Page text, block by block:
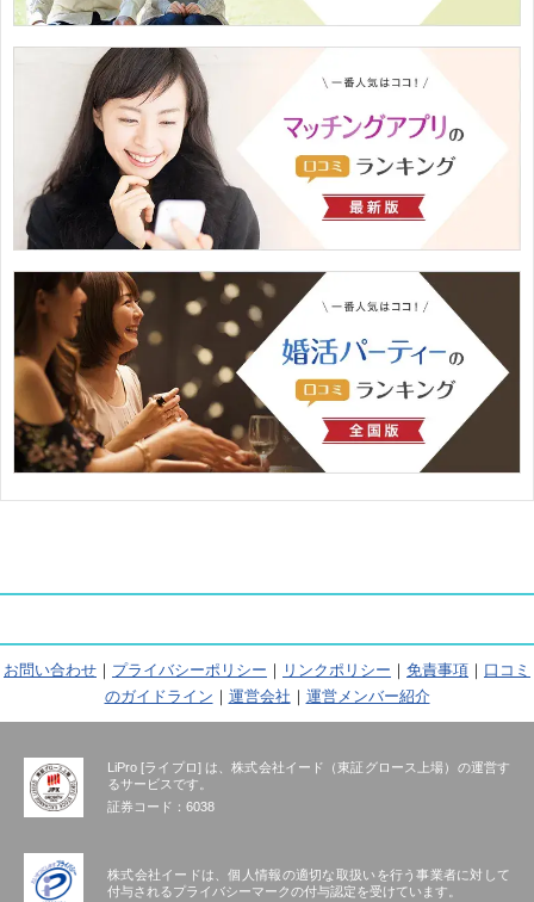
お問い合わせ ｜ プライバシーポリシー ｜ リンクポリシー ｜ 免責事項 ｜ 口コミ
のガイドライン ｜ 運営会社 ｜ 運営メンバー紹介
LiPro [ライプロ] は、株式会社イード（東証グロース上場）の運営す
るサービスです。
証券コード：6038
株式会社イードは、個人情報の適切な取扱いを行う事業者に対して
付与されるプライバシーマークの付与認定を受けています。